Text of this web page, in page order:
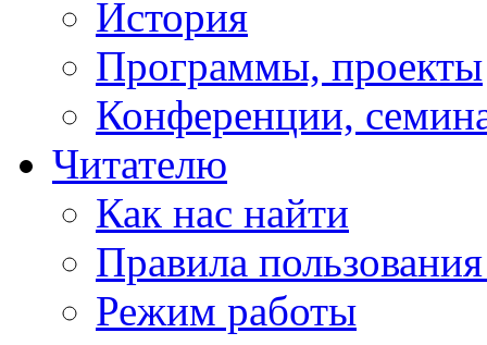
История
Программы, проекты
Конференции,
Читателю
Как нас найти
Правила
Режим работы